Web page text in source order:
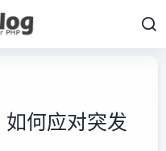
何应对突发